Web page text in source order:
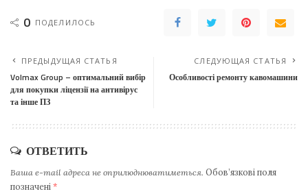
0 ПОДЕЛИЛОСЬ
ПРЕДЫДУЩАЯ СТАТЬЯ
Volmax Group – оптимальний вибір
для покупки ліцензії на антивірус
та інше ПЗ
СЛЕДУЮЩАЯ СТАТЬЯ
Особливості ремонту кавомашини
ОТВЕТИТЬ
Ваша e-mail адреса не оприлюднюватиметься. Обов’язкові поля
позначені *